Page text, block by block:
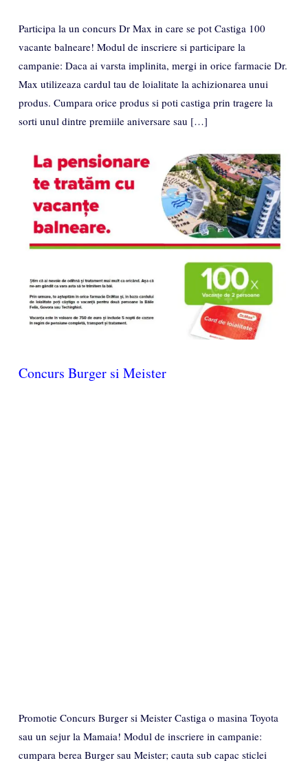
Participa la un concurs Dr Max in care se pot Castiga 100
vacante balneare! Modul de inscriere si participare la
campanie: Daca ai varsta implinita, mergi in orice farmacie Dr.
Max utilizeaza cardul tau de loialitate la achizionarea unui
produs. Cumpara orice produs si poti castiga prin tragere la
sorti unul dintre premiile aniversare sau […]
Concurs Burger si Meister
Promotie Concurs Burger si Meister Castiga o masina Toyota
sau un sejur la Mamaia! Modul de inscriere in campanie:
cumpara berea Burger sau Meister; cauta sub capac sticlei